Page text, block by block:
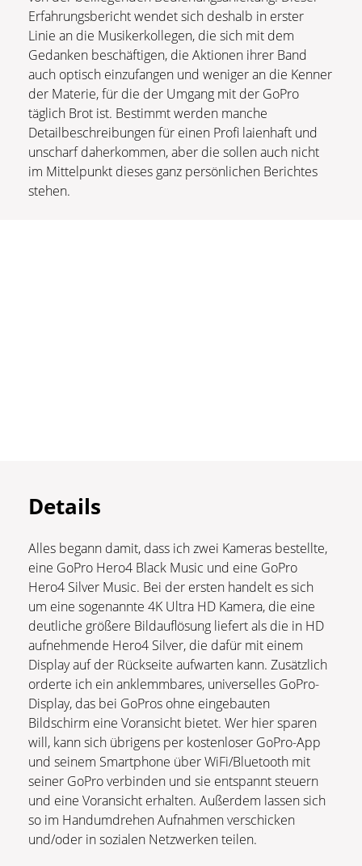
Erfahrungsbericht wendet sich deshalb in erster
Linie an die Musikerkollegen, die sich mit dem
Gedanken beschäftigen, die Aktionen ihrer Band
auch optisch einzufangen und weniger an die Kenner
der Materie, für die der Umgang mit der GoPro
täglich Brot ist. Bestimmt werden manche
Detailbeschreibungen für einen Profi laienhaft und
unscharf daherkommen, aber die sollen auch nicht
im Mittelpunkt dieses ganz persönlichen Berichtes
stehen.
Details
Alles begann damit, dass ich zwei Kameras bestellte,
eine GoPro Hero4 Black Music und eine GoPro
Hero4 Silver Music. Bei der ersten handelt es sich
um eine sogenannte 4K Ultra HD Kamera, die eine
deutliche größere Bildauflösung liefert als die in HD
aufnehmende Hero4 Silver, die dafür mit einem
Display auf der Rückseite aufwarten kann. Zusätzlich
orderte ich ein anklemmbares, universelles GoPro-
Display, das bei GoPros ohne eingebauten
Bildschirm eine Voransicht bietet. Wer hier sparen
will, kann sich übrigens per kostenloser GoPro-App
und seinem Smartphone über WiFi/Bluetooth mit
seiner GoPro verbinden und sie entspannt steuern
und eine Voransicht erhalten. Außerdem lassen sich
so im Handumdrehen Aufnahmen verschicken
und/oder in sozialen Netzwerken teilen.